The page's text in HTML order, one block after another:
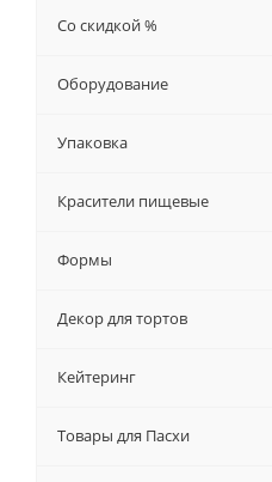
Со скидкой %
Оборудование
Упаковка
Красители пищевые
Формы
Декор для тортов
Кейтеринг
Товары для Пасхи